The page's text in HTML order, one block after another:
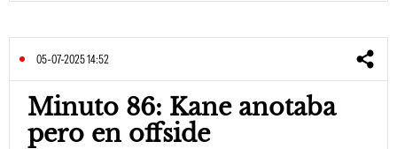
05-07-2025 14:52
Minuto 86: Kane anotaba
pero en offside